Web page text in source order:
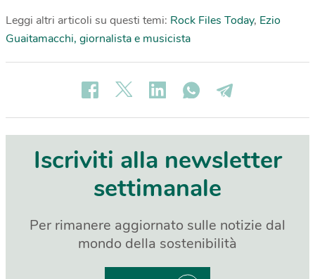
Leggi altri articoli su questi temi: Rock Files Today, Ezio
Guaitamacchi, giornalista e musicista
Iscriviti alla newsletter
settimanale
Per rimanere aggiornato sulle notizie dal
mondo della sostenibilità